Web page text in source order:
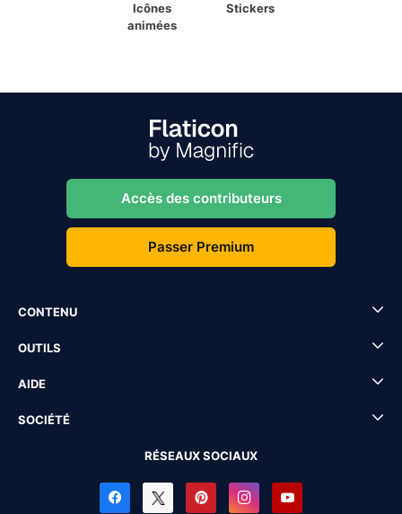
Icônes
animées
Stickers
Accès des contributeurs
Passer Premium
CONTENU
OUTILS
AIDE
SOCIÉTÉ
RÉSEAUX SOCIAUX